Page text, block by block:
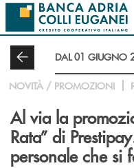
Salta al contenuto principale
DAL 01 GIUGNO
NOVITÀ / PROMOZIONI
Al via la
Rata” di
personale che si